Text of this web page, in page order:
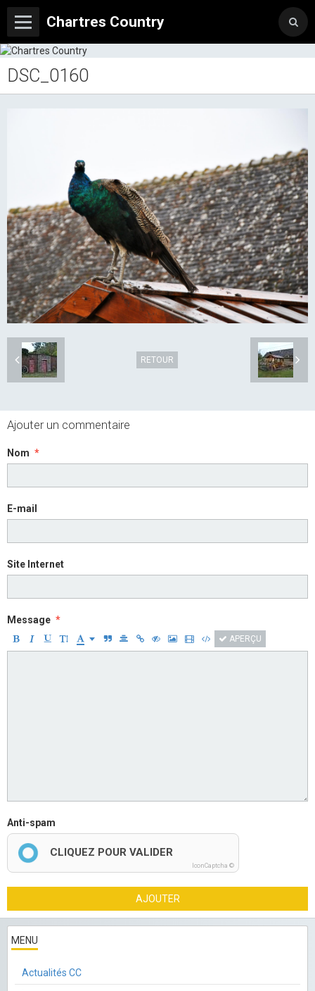
Chartres Country
DSC_0160
RETOUR
Ajouter un commentaire
Nom
E-mail
Site Internet
Message
APERÇU
Anti-spam
CLIQUEZ POUR VALIDER
IconCaptcha ©
AJOUTER
MENU
Actualités CC